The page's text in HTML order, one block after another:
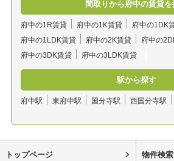
間取りから府中の賃貸を
府中の1R賃貸 府中の1K賃貸
府中の1DK
府中の1LDK賃貸
府中の2K賃貸
府中の
府中の3DK賃貸
府中の3LDK賃貸
駅から探す
府中駅 東府中駅 国分寺駅 西国分寺駅
トップページ 物件検索